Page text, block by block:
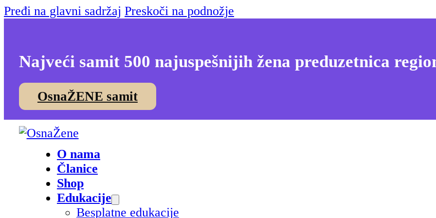
Pređi na glavni sadržaj Preskoči na podnožje
Najveći samit 500 najuspešnijih žena preduzetnica
OsnaŽENE samit
O nama
Članice
Shop
Edukacije
Besplatne edukacije